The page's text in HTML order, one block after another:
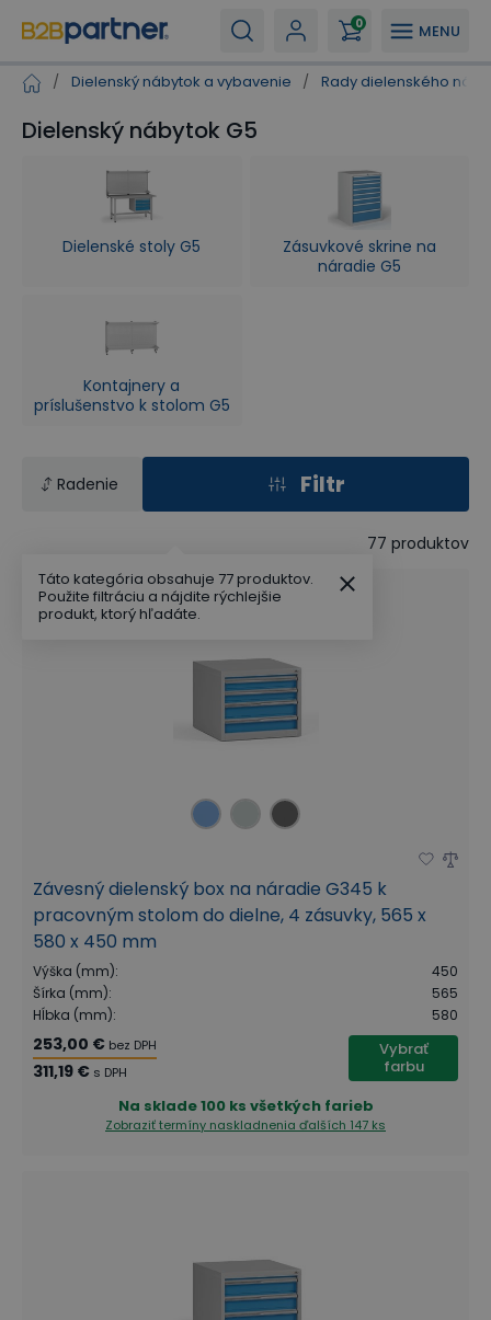
MENU
0
/ Dielenský nábytok a vybavenie / Rady dielenského
Dielenský nábytok G5
Dielenské stoly G5
Zásuvkové skrine na
náradie G5
Kontajnery a
príslušenstvo k stolom G5
Radenie Filtr
77 produktov
Závesný dielenský box na náradie G345 k
pracovným stolom do dielne, 4 zásuvky, 565 x
580 x 450 mm
Výška (mm):
450
Šírka (mm):
565
Hĺbka (mm): 580
253,00 € bez DPH
311,19 € s DPH
Vybrať
farbu
Na sklade100 ks všetkých farieb
Zobraziť termíny naskladnenia ďalších 147 ks
Táto kategória obsahuje 77 produktov.
Použite filtráciu a nájdite rýchlejšie
produkt, ktorý hľadáte.